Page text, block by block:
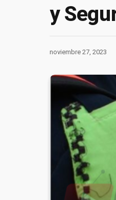
y
noviembre 27, 2023